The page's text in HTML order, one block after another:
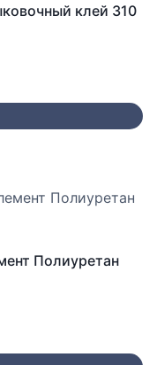
клей 310
Полиуретан